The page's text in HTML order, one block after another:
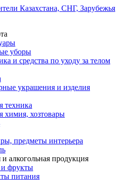
уборы
и средства по уходу за телом
украшения и изделия
техника
химия, хозтовары
предметы интерьера
и алкогольная продукция
фрукты
питания